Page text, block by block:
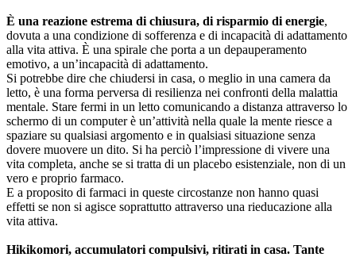
È una reazione estrema di chiusura, di risparmio di energie,
dovuta a una condizione di sofferenza e di incapacità di adattamento
alla vita attiva. È una spirale che porta a un depauperamento
emotivo, a un’incapacità di adattamento.
Si potrebbe dire che chiudersi in casa, o meglio in una camera da
letto, è una forma perversa di resilienza nei confronti della malattia
mentale. Stare fermi in un letto comunicando a distanza attraverso lo
schermo di un computer è un’attività nella quale la mente riesce a
spaziare su qualsiasi argomento e in qualsiasi situazione senza
dovere muovere un dito. Si ha perciò l’impressione di vivere una
vita completa, anche se si tratta di un placebo esistenziale, non di un
vero e proprio farmaco.
E a proposito di farmaci in queste circostanze non hanno quasi
effetti se non si agisce soprattutto attraverso una rieducazione alla
vita attiva.
Hikikomori, accumulatori compulsivi, ritirati in casa. Tante